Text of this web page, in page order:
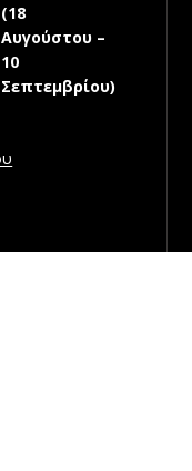
(18
Αυγούστου –
10
Σεπτεμβρίου)